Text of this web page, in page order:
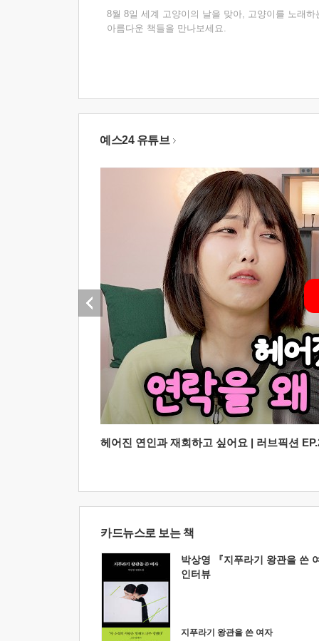
8월 8일 세계 고양이의 날을 맞아, 고양이를 노래하
아름다운 책들을 만나보세요.
예스24 유튜브
헤어진 연인과 재회하고 싶어요 | 러브픽션
카드뉴스로 보는 책
박상영 『지푸라기 왕관을 쓴
인터뷰
지푸라기 왕관을 쓴 여자